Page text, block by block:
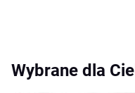
Wybrane dla